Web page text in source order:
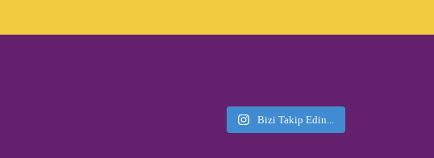
Bizi Takip Edin...